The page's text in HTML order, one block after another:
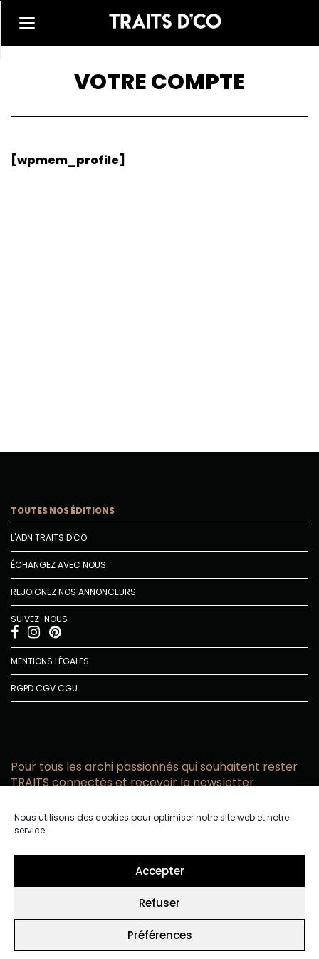
Nous utilisons des cookies pour optimiser notre site web et notre
service.
Accepter
Refuser
Préférences
VOTRE COMPTE
[wpmem_profile]
TOUTES NOS ÉDITIONS
L'ADN TRAITS D'CO
ÉCHANGEZ AVEC NOUS
REJOIGNEZ NOS ANNONCEURS
SUIVEZ-NOUS
MENTIONS LÉGALES
RGPDCGVCGU
Pour tous les archi passionnés qui souhaitent rester
TRAITS connectés et recevoir la newsletter
email
confidentialité.